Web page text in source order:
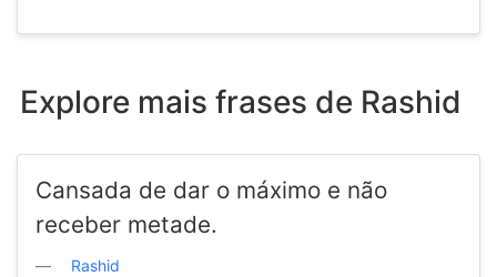
Explore mais frases de Rashid
Cansada de dar o máximo e não
receber metade.
Rashid